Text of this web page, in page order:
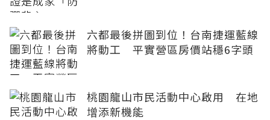
六都最後拼圖到位！台南捷運藍線
將動工 平實營區房價站穩6字頭
桃園龍山市民活動中心啟用 在地
增添新機能